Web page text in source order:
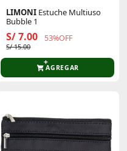
LIMONI Estuche Multiuso
Bubble 1
S/ 7.00 53%OFF
S/ 15.00
AGREGAR